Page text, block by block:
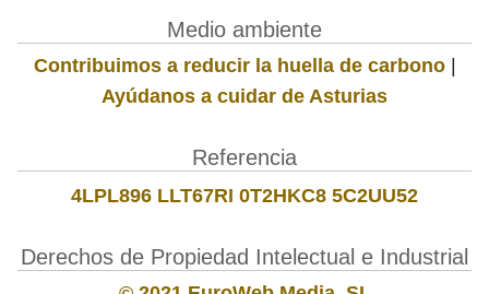
Medio ambiente
Contribuimos a reducir la huella de carbono|
Ayúdanos a cuidar de Asturias
Referencia
4LPL896 LLT67RI 0T2HKC8 5C2UU52
Derechos de Propiedad Intelectual e Industrial